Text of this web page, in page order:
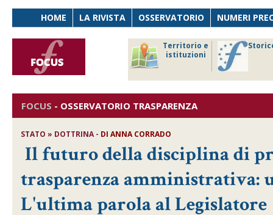
HOME LA RIVISTA OSSERVATORIO NUMERI
Territorio e
istituzioni
FOCUS - OSSERVATORIO TRASPARENZA
STATO » DOTTRINA - DIANNA CORRADO
Il futuro della disciplina di
trasparenza amministrativa:
L'ultima parola al Legislatore